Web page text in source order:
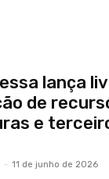
lança
de
e
- 11 de junho de 2026